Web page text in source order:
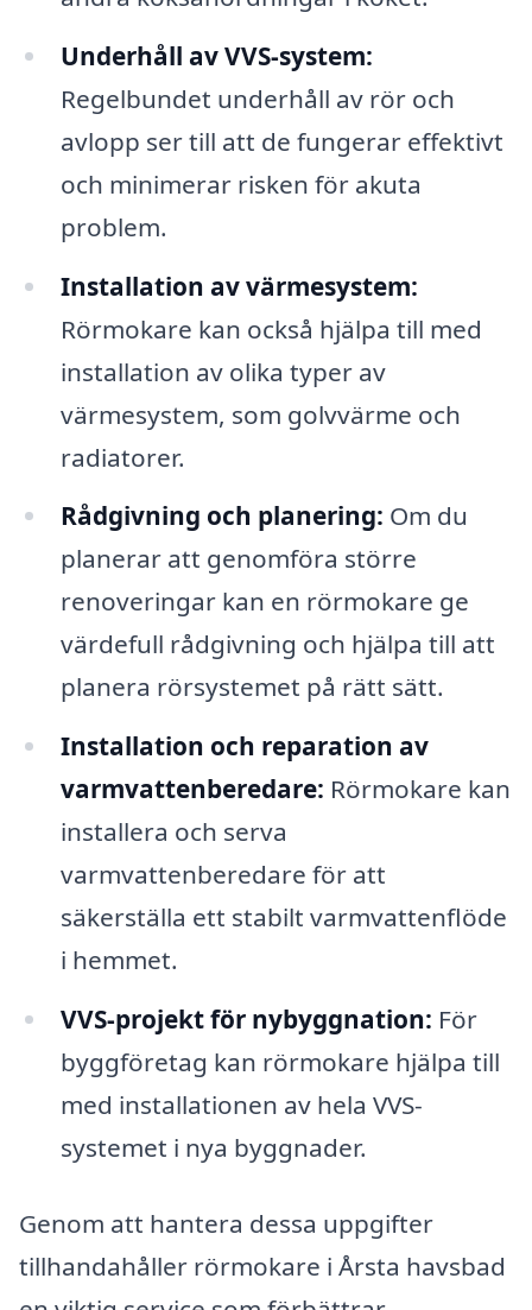
Underhåll av VVS-system:
Regelbundet underhåll av rör och
avlopp ser till att de fungerar effektivt
och minimerar risken för akuta
problem.
Installation av värmesystem:
Rörmokare kan också hjälpa till med
installation av olika typer av
värmesystem, som golvvärme och
radiatorer.
Rådgivning och planering: Om du
planerar att genomföra större
renoveringar kan en rörmokare ge
värdefull rådgivning och hjälpa till att
planera rörsystemet på rätt sätt.
Installation och reparation av
varmvattenberedare: Rörmokare kan
installera och serva
varmvattenberedare för att
säkerställa ett stabilt varmvattenflöde
i hemmet.
VVS-projekt för nybyggnation: För
byggföretag kan rörmokare hjälpa till
med installationen av hela VVS-
systemet i nya byggnader.
Genom att hantera dessa uppgifter
tillhandahåller rörmokare i Årsta havsbad